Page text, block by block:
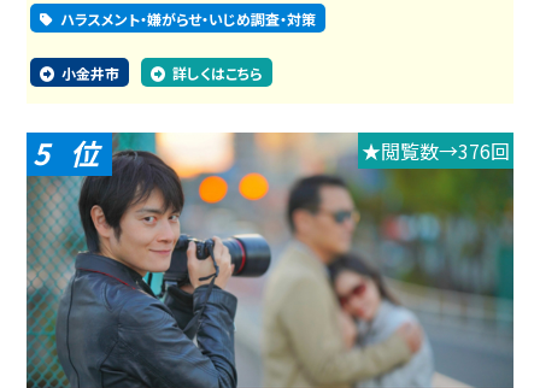
ハラスメント・嫌がらせ・いじめ調査・対策
小金井市 詳しくはこちら
5 ★閲覧数→376回